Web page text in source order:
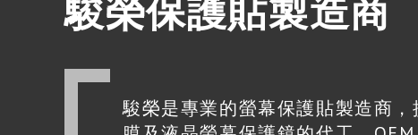
駿榮保護貼製造商
駿榮是專業的螢幕保護貼製造商